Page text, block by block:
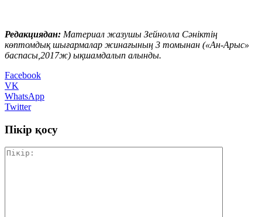
Редакциядан: Материал жазушы Зейнолла Сәніктің
көптомдық шығармалар жинағының 3 томынан («Ан-Арыс»
баспасы,2017ж) ықшамдалып алынды.
Facebook
VK
WhatsApp
Twitter
Пікір қосу